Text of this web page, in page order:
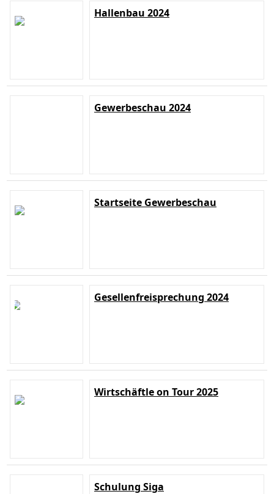
Hallenbau 2024
Gewerbeschau 2024
Startseite Gewerbeschau
Gesellenfreisprechung 2024
Wirtschäftle on Tour 2025
Schulung Siga